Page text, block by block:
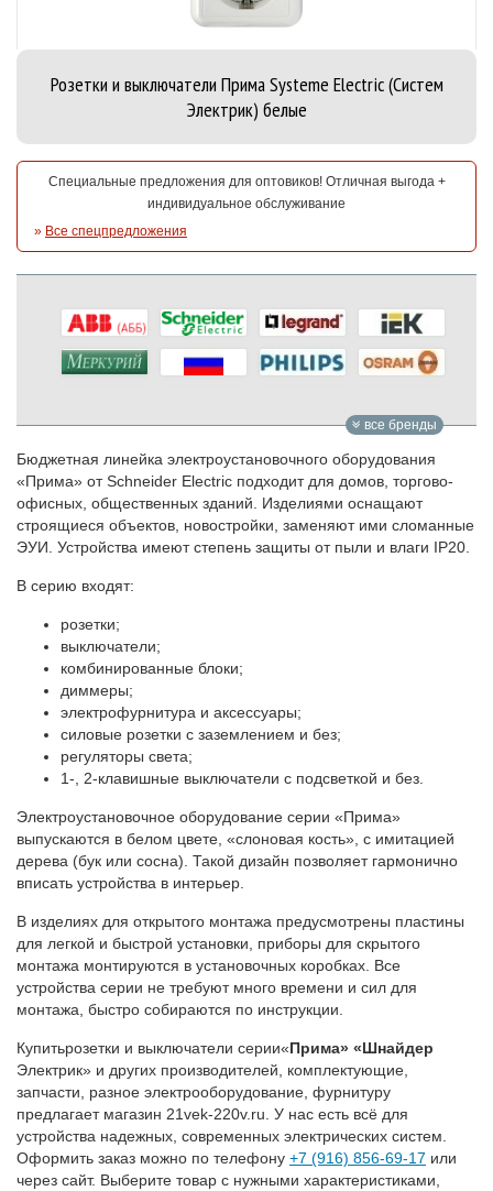
Розетки и выключатели Прима Systeme Electric (Систем
Электрик) белые
Специальные предложения для оптовиков! Отличная выгода +
индивидуальное обслуживание
» Все спецпредложения
все бренды
Бюджетная линейка электроустановочного оборудования
«Прима» от Schneider Electric подходит для домов, торгово-
офисных, общественных зданий. Изделиями оснащают
строящиеся объектов, новостройки, заменяют ими сломанные
ЭУИ. Устройства имеют степень защиты от пыли и влаги IP20.
В серию входят:
розетки;
выключатели;
комбинированные блоки;
диммеры;
электрофурнитура и аксессуары;
силовые розетки с заземлением и без;
регуляторы света;
1-, 2-клавишные выключатели с подсветкой и без.
Электроустановочное оборудование серии «Прима»
выпускаются в белом цвете, «слоновая кость», с имитацией
дерева (бук или сосна). Такой дизайн позволяет гармонично
вписать устройства в интерьер.
В изделиях для открытого монтажа предусмотрены пластины
для легкой и быстрой установки, приборы для скрытого
монтажа монтируются в установочных коробках. Все
устройства серии не требуют много времени и сил для
монтажа, быстро собираются по инструкции.
Купитьрозетки и выключатели серии«Прима» «Шнайдер
Электрик» и других производителей, комплектующие,
запчасти, разное электрооборудование, фурнитуру
предлагает магазин 21vek-220v.ru. У нас есть всё для
устройства надежных, современных электрических систем.
Оформить заказ можно по телефону +7 (916) 856-69-17 или
через сайт. Выберите товар с нужными характеристиками,